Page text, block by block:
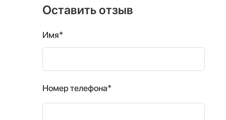
Оставить отзыв
Имя*
Номер телефона*